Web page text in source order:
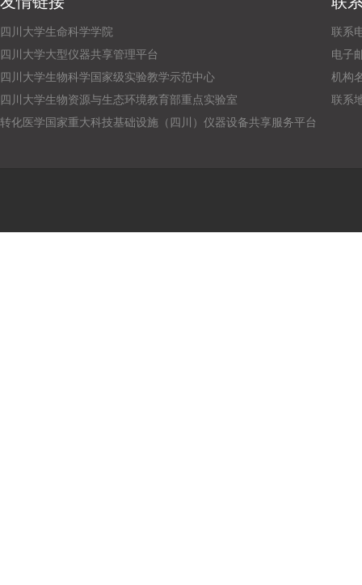
四川大学生命科学学院
四川大学大型仪器共享管理平台
四川大学生物科学国家级实验教学示范中心
四川大学生物资源与生态环境教育部重点实验室
转化医学国家重大科技基础设施（四川）仪器设备共享服务平台
联系
电子
机构
联系